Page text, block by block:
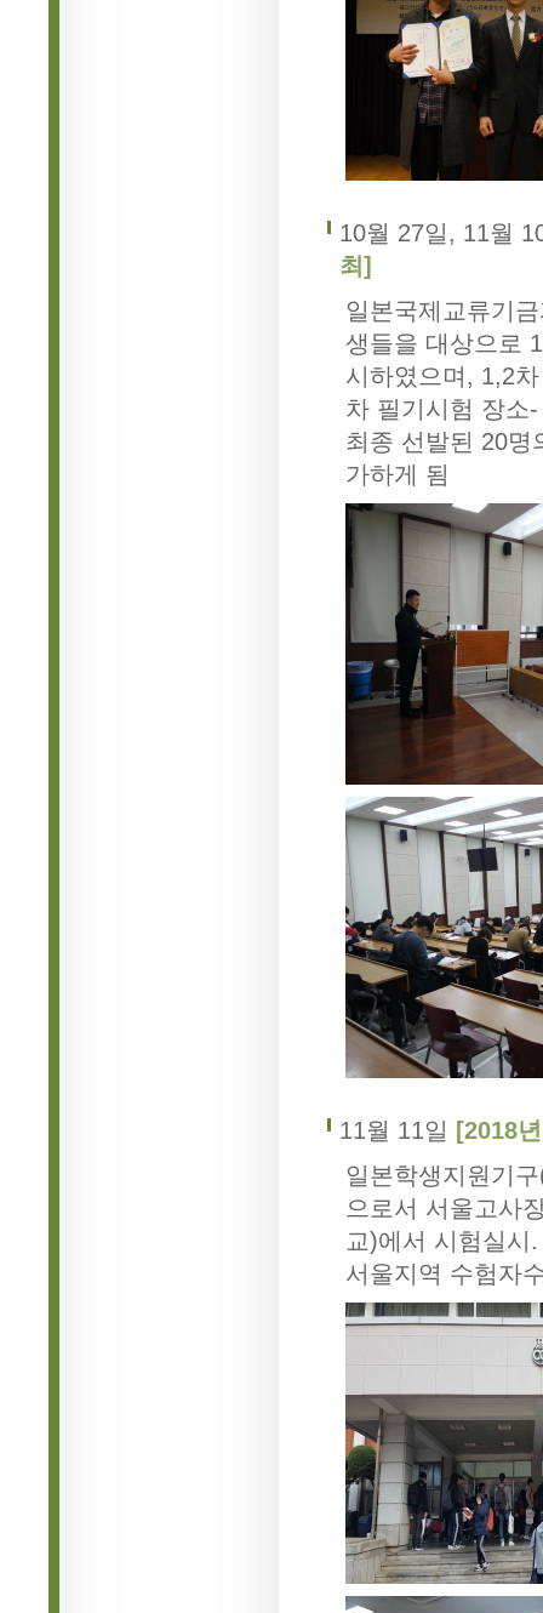
10월 27일, 11월
최]
일본국제교류기
생들을 대상으로
시하였으며, 1,2
차 필기시험 장소
최종 선발된 20명
가하게 됨
11월 11일 [2018
일본학생지원기
으로서 서울고사
교)에서 시험실시.
서울지역 수험자